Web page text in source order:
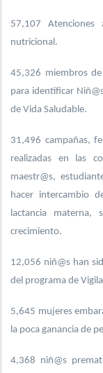
57,107
nutricional.
45,326 miembros
para identificar
de Vida Saludable.
31,496 campañas,
realizadas en las
maestr@s,
hacer intercambio
lactancia materna,
crecimiento.
12,056 niñ@s han
del programa de
5,645 mujeres
la poca ganancia de
4,368 niñ@s